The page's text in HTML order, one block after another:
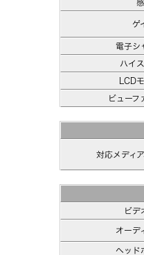
ゲ
電子シ
ハイ
LCD
ビューフ
対応メディ
ビデ
オーデ
ヘッド